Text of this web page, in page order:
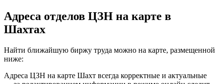
Адреса отделов ЦЗН на карте в
Шахтах
Найти ближайшую биржу труда можно на карте, размещенной
ниже:
Адреса ЦЗН на карте Шахт всегда корректные и актуальные